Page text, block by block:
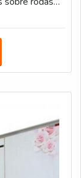
começou a
as